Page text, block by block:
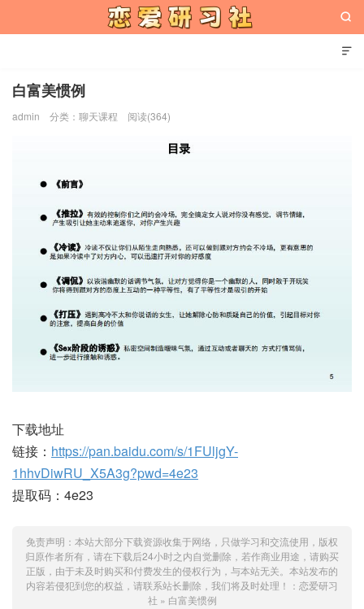


白富美惯例
admin 分类： 聊天课程 阅读(364)
下载地址
链接： https://pan.baidu.com/s/1FUljgY-
1hhvDiwRU_X5A3g?pwd=4e23
提取码：4e23
免责声明：本站大部分下载资源收集于网络，只做学习和交流使用，版权
归原作者所有，请在下载后24小时之内自觉删除，若作商业用途，请购买
正版，由于未及时购买和付费发生的侵权行为，与本站无关。本站发布的
内容若侵犯到您的权益，请联系站长删除，我们将及时处理！： 恋爱研习
社 » 白富美惯例